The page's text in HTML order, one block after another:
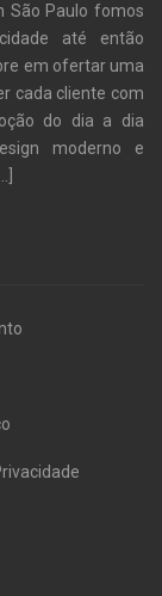
São Paulo fomos
até então
em ofertar uma
cada cliente com
do dia a dia
moderno e